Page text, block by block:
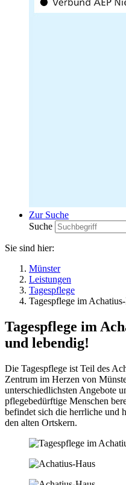
Zur Suche
Suche
Sie sind hier:
Münster
Leistungen
Tagespflege
Tagespflege im
Tagespflege im
und lebendig!
Die Tagespflege ist Teil des
Zentrum im Herzen von
unterschiedlichsten Angebote
pflegebedürftige Menschen
befindet sich die herrliche und
den alten Ortskern.